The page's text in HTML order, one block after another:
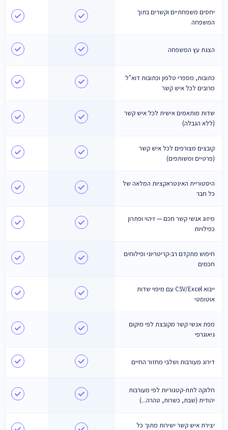
יחסים משפחתיים וקשרים בתוך
המשפחה
הצגת עץ המשפחה
כתובות, מספרי טלפון וכתובות דוא"ל
מרובים לכל איש קשר
שדות מותאמים אישית לכל איש קשר
(ללא הגבלה)
קובצים מצורפים לכל איש קשר
(פרטיים ומשותפים)
היסטוריית האינטראקציות המלאה של
כל חבר
מיזוג אנשי קשר חכם — זיהוי ופתרון
כפילויות
חיפוש מתקדם רב-קריטריוני ופילוחים
חכמים
ייבוא CSV/Excel עם מיפוי שדות
אוטומטי
מפת אנשי קשר מקובצת לפי מיקום
גיאוגרפי
דירוג מעורבות ושלבי מחזור החיים
חלוקה לתת-קטגוריות לפי מעורבות
יהודית (שבת, כשרות, טהרה...)
יצירת איש קשר ישירות מתוך כל